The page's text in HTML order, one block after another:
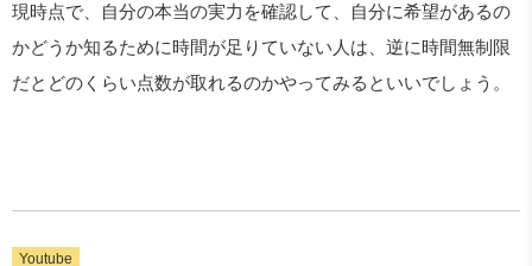
現時点で、自分の本当の実力を確認して、自分に希望があるの
かどうか知るために時間が足りていない人は、逆に時間無制限
だとどのくらい点数が取れるのかやってみるといいでしょう。
Youtube